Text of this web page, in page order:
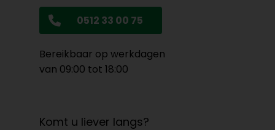
0512 33 00 75
Bereikbaar op werkdagen
van 09:00 tot 18:00
Komt u liever langs?